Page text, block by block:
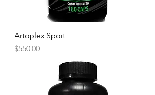
Artoplex Sport
Precio
$550.00